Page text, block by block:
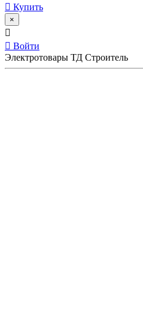
Купить
×
Войти
Электротовары ТД Строитель